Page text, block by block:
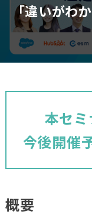
「違いがわ
本セ
今後開催
概要